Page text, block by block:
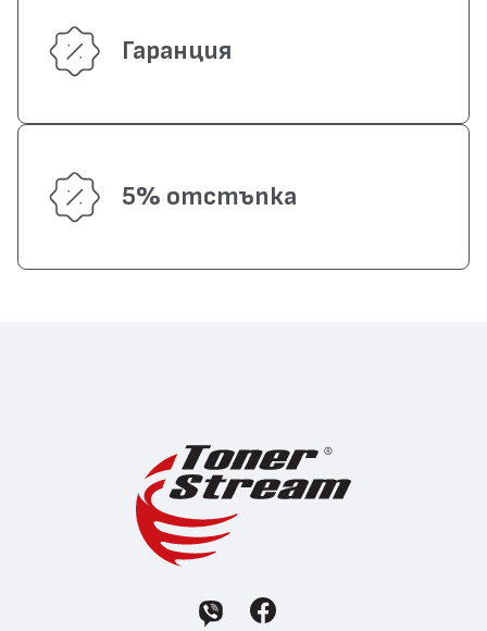
Гаранция
5% отстъпка